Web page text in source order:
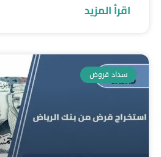
اقرأ المزيد
سداد قروض